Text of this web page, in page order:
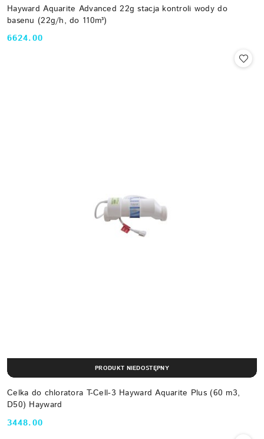
Hayward Aquarite Advanced 22g stacja kontroli wody do
basenu (22g/h, do 110m³)
Cena:
6624.00
Celka do chloratora T-Cell-3 Hayward Aquarite Plus (60 m3,
D50) Hayward
Cena:
3448.00
PRODUKT NIEDOSTĘPNY